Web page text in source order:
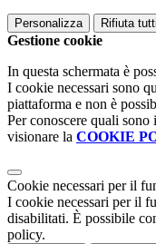
Personalizza Rifiuta tutti
Gestione cookie
In questa schermata è
I cookie necessari sono
piattaforma e non è
Per conoscere quali
visionare la COOKIE
Cookie necessari per il
I cookie necessari per il
disabilitati. È possibile
policy.